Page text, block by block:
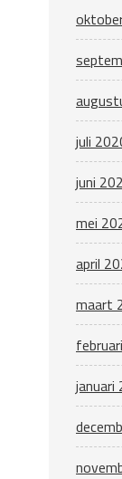
juli
juni
mei
april
maart
januari